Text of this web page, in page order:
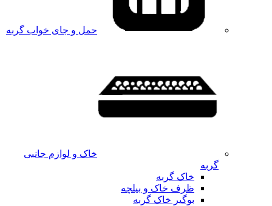
حمل و جای خواب گربه
خاک و لوازم جانبی
گربه
خاک گربه
ظرف خاک و بیلچه
بوگیر خاک گربه